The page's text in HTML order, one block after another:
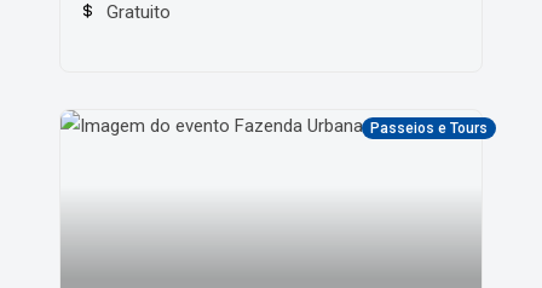
Gratuito
Passeios e Tours